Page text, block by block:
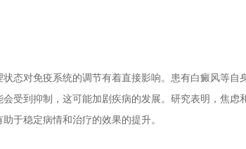
对免疫系统的调节有着直接影响。患有白癜风等自
受到抑制，这可能加剧疾病的发展。研究表明，焦虑
于稳定病情和治疗的效果的提升。